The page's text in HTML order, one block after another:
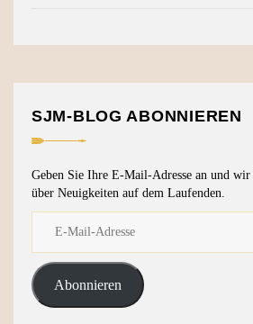
SJM-BLOG ABONNIEREN
Geben Sie Ihre E-Mail-Adresse an und
über Neuigkeiten auf dem Laufenden.
Abonnieren